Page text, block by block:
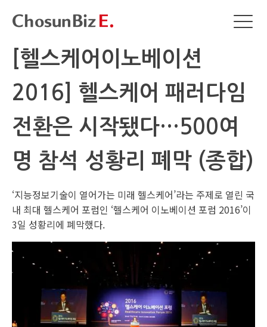
[헬스케어이노베이션
2016] 헬스케어 패러다임
전환은 시작됐다…500여
명 참석 성황리 폐막 (종합)
‘지능정보기술이 열어가는 미래 헬스케어’라는 주제로 열린 국
내 최대 헬스케어 포럼인 ‘헬스케어 이노베이션 포럼 2016’이
3일 성황리에 폐막했다.